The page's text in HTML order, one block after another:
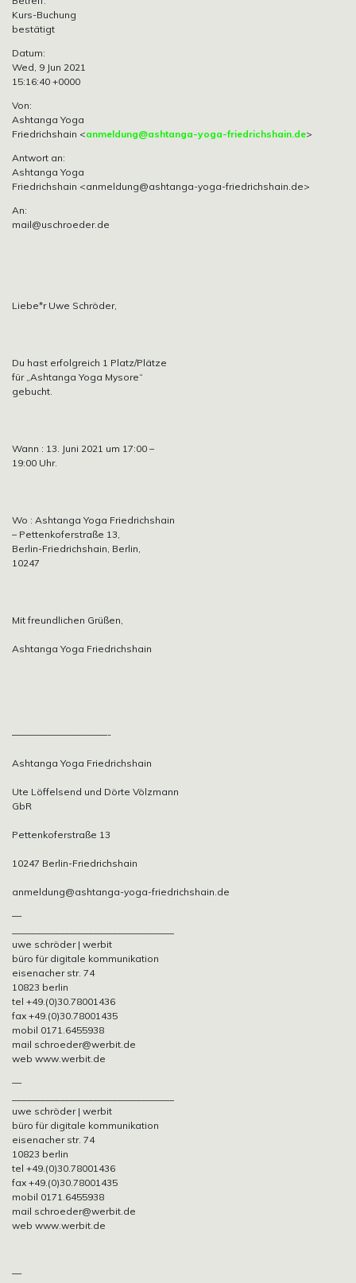
Kurs-Buchung
bestätigt
Datum:
Wed, 9 Jun 2021
15:16:40 +0000
Von:
Ashtanga Yoga
Friedrichshain <anmeldung@ashtanga-yoga-friedrichshain.de>
Antwort an:
Ashtanga Yoga
Friedrichshain <anmeldung@ashtanga-yoga-friedrichshain.de>
An:
mail@uschroeder.de
Liebe*r Uwe Schröder,
Du hast erfolgreich 1 Platz/Plätze
für „Ashtanga Yoga Mysore“
gebucht.
Wann : 13. Juni 2021 um 17:00 –
19:00 Uhr.
Wo : Ashtanga Yoga Friedrichshain
– Pettenkoferstraße 13,
Berlin-Friedrichshain, Berlin,
10247
Mit freundlichen Grüßen,
Ashtanga Yoga Friedrichshain
——————————-
Ashtanga Yoga Friedrichshain
Ute Löffelsend und Dörte Völzmann
GbR
Pettenkoferstraße 13
10247 Berlin-Friedrichshain
anmeldung@ashtanga-yoga-friedrichshain.de
—
uwe schröder | werbit
büro für digitale kommunikation
eisenacher str. 74
10823 berlin
tel +49.(0)30.78001436
fax +49.(0)30.78001435
mobil 0171.6455938
mail schroeder@werbit.de
web www.werbit.de
—
uwe schröder | werbit
büro für digitale kommunikation
eisenacher str. 74
10823 berlin
tel +49.(0)30.78001436
fax +49.(0)30.78001435
mobil 0171.6455938
mail schroeder@werbit.de
web www.werbit.de
—